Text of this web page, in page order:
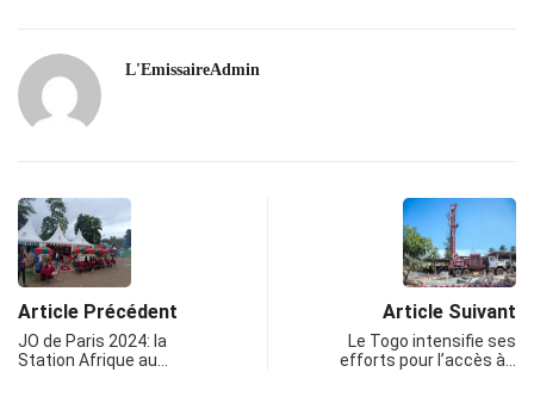
L'EmissaireAdmin
Article Précédent
JO de Paris 2024: la
Station Afrique au…
Article Suivant
Le Togo intensifie ses
efforts pour l’accès à…